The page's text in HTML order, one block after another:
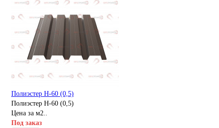
Полиэстер Н-60 (0,5)
Полиэстер Н-60 (0,5)
Цена за м2..
Под заказ